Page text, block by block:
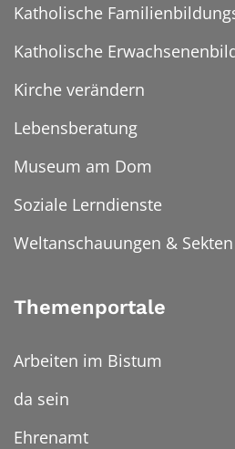
Katholische
Katholische
Kirche verändern
Lebensberatung
Museum am Dom
Soziale Lerndienste
Weltanschauungen & Sekten
Themenportale
Arbeiten im Bistum
da sein
Ehrenamt